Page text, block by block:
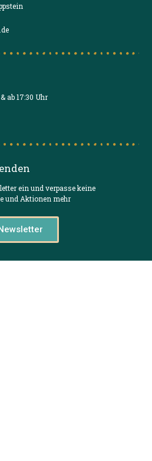
ab 17:30 Uhr
ein und verpasse keine
und Aktionen mehr